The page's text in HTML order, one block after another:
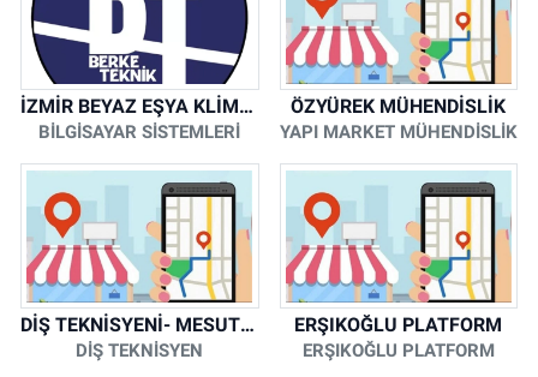
İZMİR BEYAZ EŞYA KLİMA KOMBİ SERVİSİ
BİLGİSAYAR SİSTEMLERİ
ÖZYÜREK MÜHENDİSLİK
YAPI MARKET MÜHENDİSLİK
DİŞ TEKNİSYENİ- MESUT KORKMAZ
DİŞ TEKNİSYEN
ERŞIKOĞLU PLATFORM
ERŞIKOĞLU PLATFORM